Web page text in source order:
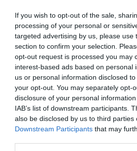
If you wish to opt-out of the sale,
processing of your personal or
targeted advertising by us, please use
section to confirm your selection.
opt-out request is processed you may
interest-based ads based on personal
us or personal information disclosed
your opt-out. You may separately opt-
disclosure of your personal
IAB’s list of downstream participants.
also be disclosed by us to third parties
Downstream Participants that may
respondenţi. Alte motive sunt
candidaţi disponibili în piaţă, dar
abilităţi practice şi tehnice în
La nivelul ţărilor din Europa,
(EMEA), poziţiile cel mai dificil
de muncitorii calificaţi, de
După România, angajatorii din
(46%) întâmpină de asemenea